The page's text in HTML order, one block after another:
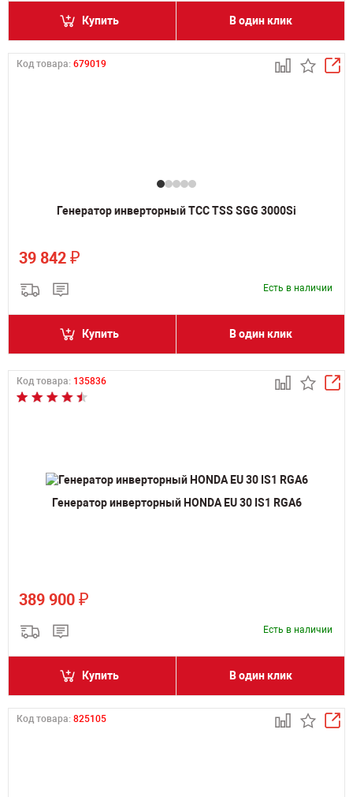
Купить В один клик
Код товара: 679019
Генератор инверторный ТСС TSS SGG 3000Si
39 842 ₽
Есть в наличии
Купить В один клик
Код товара: 135836
Генератор инверторный HONDA EU 30 IS1 RGA6
389 900 ₽
Есть в наличии
Купить В один клик
Код товара: 825105